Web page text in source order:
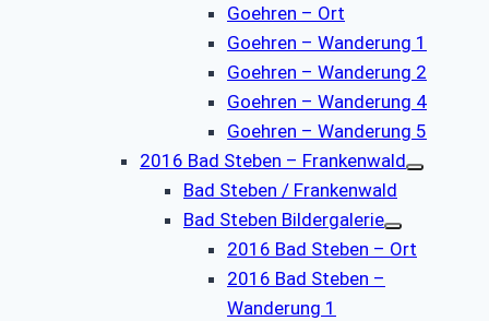
Goehren – Ort
Goehren – Wanderung 1
Goehren – Wanderung 2
Goehren – Wanderung 4
Goehren – Wanderung 5
2016 Bad Steben – Frankenwald
Bad Steben / Frankenwald
Bad Steben Bildergalerie
2016 Bad Steben – Ort
2016 Bad Steben –
Wanderung 1